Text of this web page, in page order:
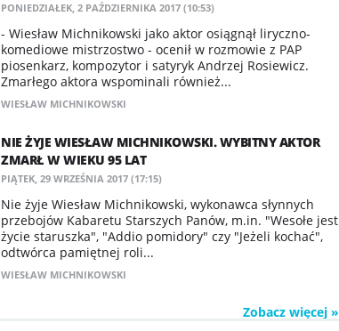
PONIEDZIAŁEK, 2 PAŹDZIERNIKA 2017 (10:53)
- Wiesław Michnikowski jako aktor osiągnął liryczno-
komediowe mistrzostwo - ocenił w rozmowie z PAP
piosenkarz, kompozytor i satyryk Andrzej Rosiewicz.
Zmarłego aktora wspominali również...
WIESŁAW MICHNIKOWSKI
NIE ŻYJE WIESŁAW MICHNIKOWSKI. WYBITNY AKTOR
ZMARŁ W WIEKU 95 LAT
PIĄTEK, 29 WRZEŚNIA 2017 (17:15)
Nie żyje Wiesław Michnikowski, wykonawca słynnych
przebojów Kabaretu Starszych Panów, m.in. "Wesołe jest
życie staruszka", "Addio pomidory" czy "Jeżeli kochać",
odtwórca pamiętnej roli...
WIESŁAW MICHNIKOWSKI
Zobacz więcej »